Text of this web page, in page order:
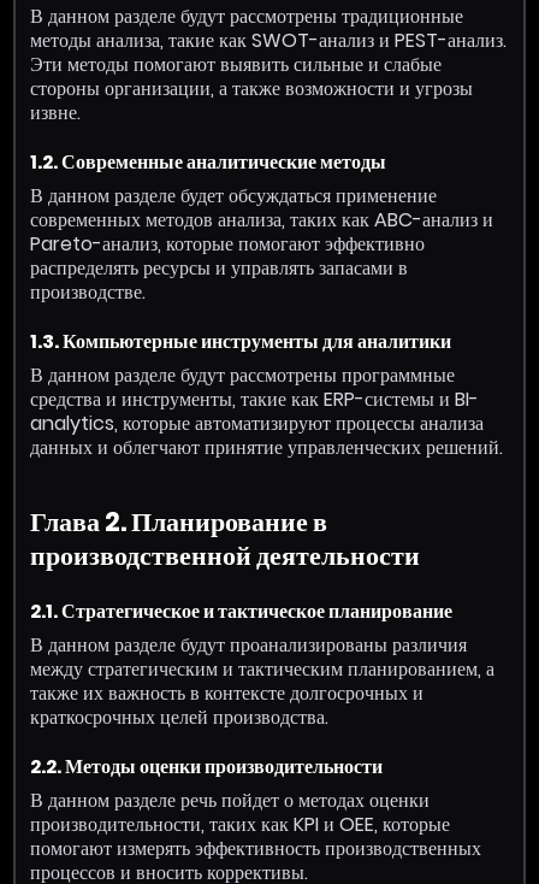
В данном разделе будут рассмотрены традиционные
методы анализа, такие как SWOT-анализ и PEST-анализ.
Эти методы помогают выявить сильные и слабые
стороны организации, а также возможности и угрозы
извне.
1.2. Современные аналитические методы
В данном разделе будет обсуждаться применение
современных методов анализа, таких как ABC-анализ и
Pareto-анализ, которые помогают эффективно
распределять ресурсы и управлять запасами в
производстве.
1.3. Компьютерные инструменты для аналитики
В данном разделе будут рассмотрены программные
средства и инструменты, такие как ERP-системы и BI-
analytics, которые автоматизируют процессы анализа
данных и облегчают принятие управленческих решений.
Глава 2. Планирование в
производственной деятельности
2.1. Стратегическое и тактическое планирование
В данном разделе будут проанализированы различия
между стратегическим и тактическим планированием, а
также их важность в контексте долгосрочных и
краткосрочных целей производства.
2.2. Методы оценки производительности
В данном разделе речь пойдет о методах оценки
производительности, таких как KPI и OEE, которые
помогают измерять эффективность производственных
процессов и вносить коррективы.